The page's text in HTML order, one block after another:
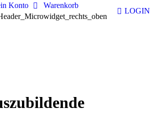
Konto
Warenkorb
LOGIN